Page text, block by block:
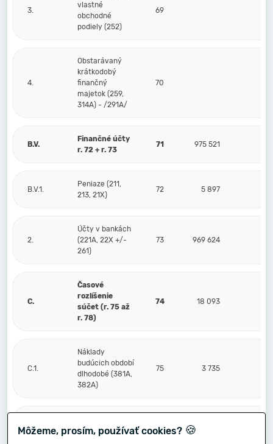
3.
vlastné
obchodné
podiely (252)
69
4.
Obstarávaný
krátkodobý
finančný
majetok (259,
314A) - /291A/
70
B.V.
Finančné účty
r. 72 + r. 73
71 975 521
B.V.1.
Peniaze (211,
213, 21X)
72 5 897
2.
Účty v bankách
(221A, 22X +/-
261)
73 969 624
C.
Časové
rozlíšenie
súčet (r. 75 až
r. 78)
74 18 093
C.1.
Náklady
budúcich období
dlhodobé (381A,
382A)
75 3 735
2.
budúcich období
76
Môžeme, prosím, používať cookies? 🍪